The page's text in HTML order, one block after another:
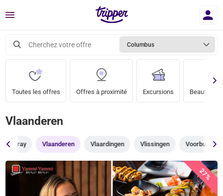
Menu
Cherchez votre offre Columbus
Toutes les offres Offres à proximité Excursions Beauté &
Vlaanderen
Venray Vlaanderen Vlaardingen Vlissingen Voorburg
27%